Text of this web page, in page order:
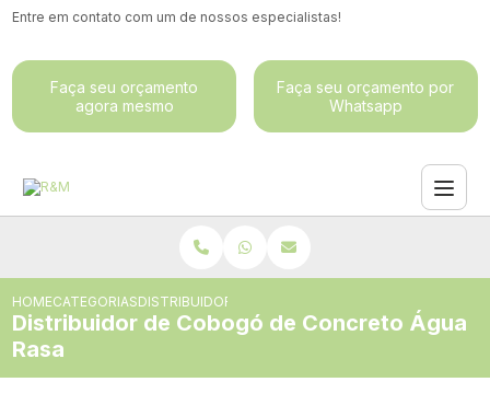
Entre em contato com um de nossos especialistas!
Faça seu orçamento
agora mesmo
Faça seu orçamento por
Whatsapp
HOMECATEGORIASDISTRIBUIDOR DE COBOGÓ DE CONCRETO ÁGUA
Distribuidor de Cobogó de Concreto Água
Rasa